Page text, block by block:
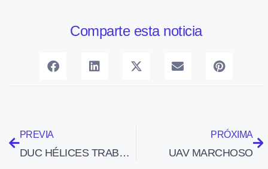
Comparte esta noticia
PREVIA
DUC HÉLICES TRABAJA PARA CERTIFICAR UNA NUEVA HÉLICE DE CINCO PALAS QUE HACE MENOS RUIDO QUE LAS BIPALA
PRÓXIMA
UAV MARCHOSO